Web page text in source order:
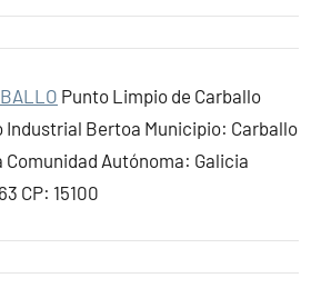
Punto Limpio de Carballo
Industrial Bertoa Municipio: Carballo
Comunidad Autónoma: Galicia
CP: 15100